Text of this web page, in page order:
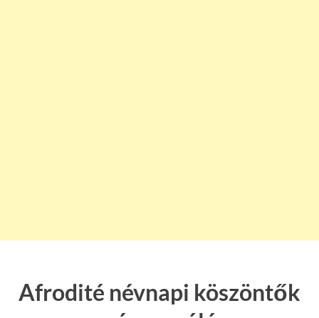
Afrodité névnapi köszöntők